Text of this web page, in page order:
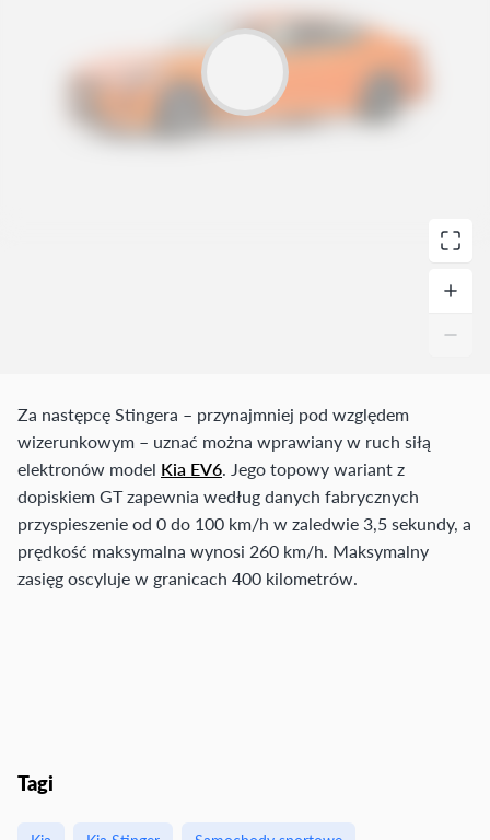
Za następcę Stingera – przynajmniej pod względem
wizerunkowym – uznać można wprawiany w ruch siłą
elektronów model Kia EV6. Jego topowy wariant z
dopiskiem GT zapewnia według danych fabrycznych
przyspieszenie od 0 do 100 km/h w zaledwie 3,5 sekundy, a
prędkość maksymalna wynosi 260 km/h. Maksymalny
zasięg oscyluje w granicach 400 kilometrów.
Tagi